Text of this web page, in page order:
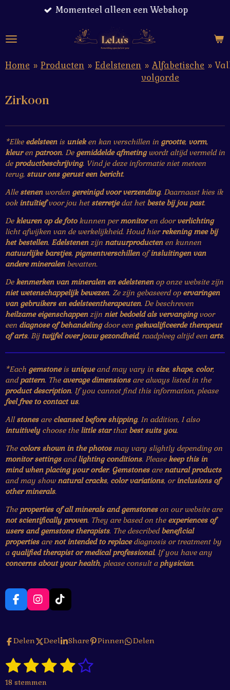
naar
hoofdinhoud
Momenteel alleen een Webshop
Home » Producten » Edelstenen » Alfabetische
volgorde
»
Zirkoon
*Elke edelsteenis unieken kan verschillen in grootte, vorm,
kleuren patroon. De gemiddelde afmetingwordt altijd vermeld in
de productbeschrijving. Vind je deze informatie niet meteen
terug, stuur ons gerust een bericht.
Alle stenenworden gereinigd voor verzending. Daarnaast kies ik
ook intuïtiefvoor jou het sterretjedat het beste bij jou past.
Dekleuren op de fotokunnen permonitoren doorverlichting
licht afwijken van de werkelijkheid. Houd hierrekening mee bij
het bestellen. Edelstenenzijn natuurproductenen kunnen
natuurlijke barstjes, pigmentverschillenofinsluitingen van
andere mineralenbevatten.
Dekenmerken van mineralen en edelstenenop onze website zijn
niet wetenschappelijk bewezen. Ze zijn gebaseerd op ervaringen
van gebruikers en edelsteentherapeuten. De beschreven
heilzame eigenschappenzijn niet bedoeld als vervangingvoor
een diagnose of behandelingdoor een gekwalificeerde therapeut
of arts. Bijtwijfel over jouw gezondheid, raadpleeg altijd een arts.
*Each gemstoneis uniqueand may vary in size, shape, color,
andpattern. The average dimensionsare always listed in the
product description. If you cannot find this information, please
feel free to contact us.
Allstonesare cleansed before shipping. In addition, I also
intuitivelychoose the little starthat best suits you.
The colors shown in the photosmay vary slightly depending on
monitor settingsandlighting conditions. Pleasekeep this in
mind when placing your order. Gemstonesarenatural products
and may shownatural cracks, color variations, orinclusions of
other minerals.
The properties of all minerals and gemstoneson our website are
not scientifically proven. They are based on the experiences of
users and gemstone therapists. The describedbeneficial
propertiesarenot intended to replacediagnosis or treatment by
a qualified therapist or medical professional. If you have any
concerns about your health, please consult a physician.
F
a
b
o
k
I
n
a
r
m
T
i
o
Delen Deel Share Pinnen Delen
R
a
t
1
s
2
s
3
s
4 5
S
18 stemmen